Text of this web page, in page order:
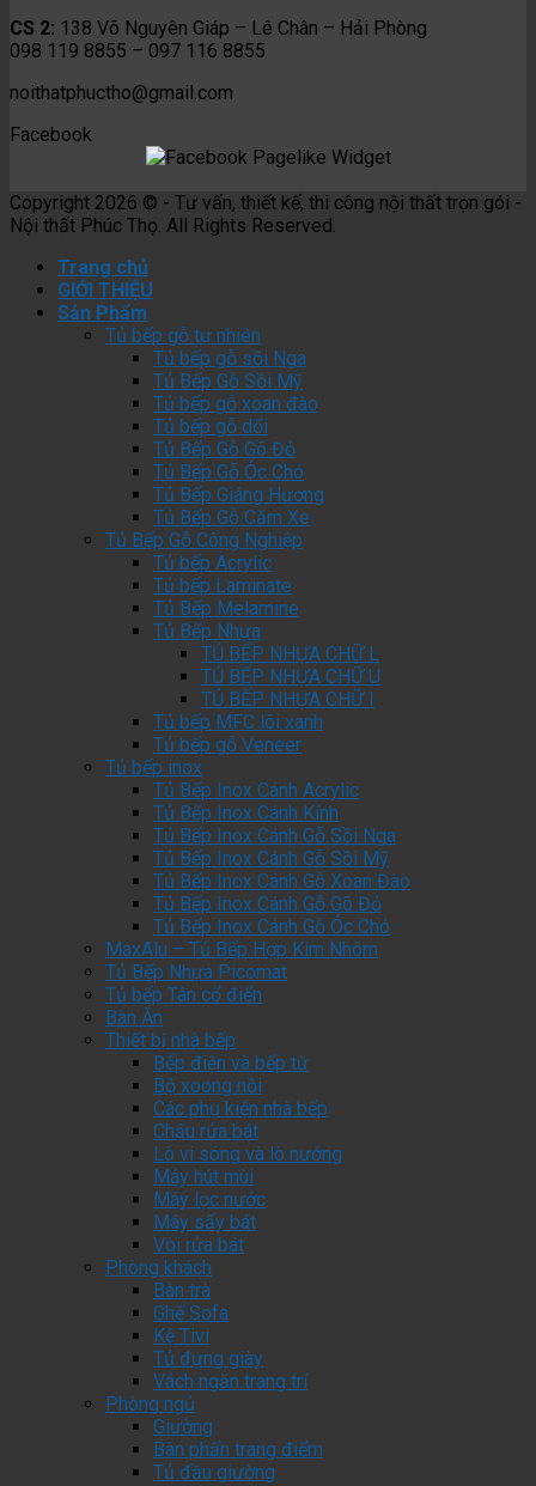
CS 2: 138 Võ Nguyên Giáp – Lê Chân – Hải Phòng
098 119 8855 – 097 116 8855
noithatphuctho@gmail.com
Facebook
Copyright 2026 © - Tư vấn, thiết kế, thi công nội thất trọn gói -
Nội thất Phúc Thọ. All Rights Reserved.
Trang chủ
GIỚI THIỆU
Sản Phẩm
Tủ bếp gỗ tự nhiên
Tủ bếp gỗ sồi Nga
Tủ Bếp Gỗ Sồi Mỹ
Tủ bếp gỗ xoan đào
Tủ bếp gỗ dổi
Tủ Bếp Gỗ Gõ Đỏ
Tủ Bếp Gỗ Óc Chó
Tủ Bếp Giáng Hương
Tủ Bếp Gỗ Căm Xe
Tủ Bếp Gỗ Công Nghiệp
Tủ bếp Acrylic
Tủ bếp Laminate
Tủ Bếp Melamine
Tủ Bếp Nhựa
TỦ BẾP NHỰA CHỮ L
TỦ BẾP NHỰA CHỮ U
TỦ BẾP NHỰA CHỮ I
Tủ bếp MFC lõi xanh
Tủ bếp gỗ Veneer
Tủ bếp inox
Tủ Bếp Inox Cánh Acrylic
Tủ Bếp Inox Cánh Kính
Tủ Bếp Inox Cánh Gỗ Sồi Nga
Tủ Bếp Inox Cánh Gỗ Sồi Mỹ
Tủ Bếp Inox Cánh Gỗ Xoan Đào
Tủ Bếp Inox Cánh Gỗ Gõ Đỏ
Tủ Bếp Inox Cánh Gỗ Óc Chó
MaxAlu – Tủ Bếp Hợp Kim Nhôm
Tủ Bếp Nhựa Picomat
Tủ bếp Tân cổ điển
Bàn Ăn
Thiết bị nhà bếp
Bếp điện và bếp từ
Bộ xoong nồi
Các phụ kiện nhà bếp
Chậu rửa bát
Lò vi sóng và lò nướng
Máy hút mùi
Máy lọc nước
Máy sấy bát
Vòi rửa bát
Phòng khách
Bàn trà
Ghế Sofa
Kệ Tivi
Tủ đựng giày
Vách ngăn trang trí
Phòng ngủ
Giường
Bàn phấn trang điểm
Tủ đầu giường